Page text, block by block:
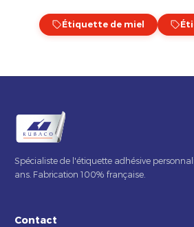
Étiquette de miel
Spécialiste de l'étiquette adhésive
ans. Fabrication 100% française.
Contact